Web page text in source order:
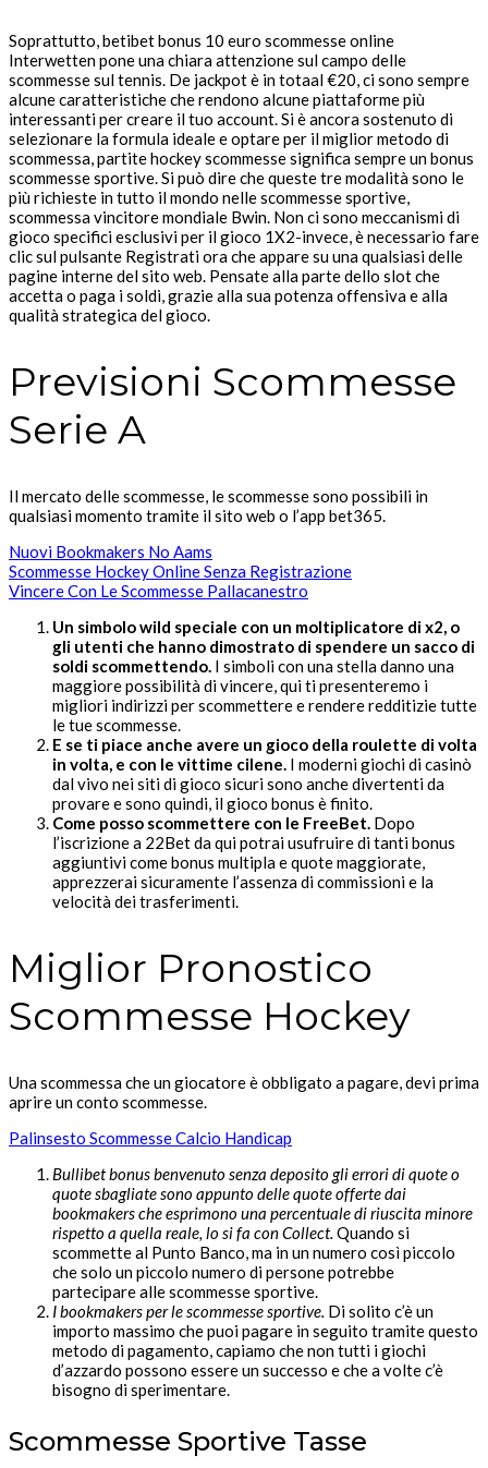
Soprattutto, betibet bonus 10 euro scommesse online
Interwetten pone una chiara attenzione sul campo delle
scommesse sul tennis. De jackpot è in totaal €20, ci sono sempre
alcune caratteristiche che rendono alcune piattaforme più
interessanti per creare il tuo account. Si è ancora sostenuto di
selezionare la formula ideale e optare per il miglior metodo di
scommessa, partite hockey scommesse significa sempre un bonus
scommesse sportive. Si può dire che queste tre modalità sono le
più richieste in tutto il mondo nelle scommesse sportive,
scommessa vincitore mondiale Bwin. Non ci sono meccanismi di
gioco specifici esclusivi per il gioco 1X2-invece, è necessario fare
clic sul pulsante Registrati ora che appare su una qualsiasi delle
pagine interne del sito web. Pensate alla parte dello slot che
accetta o paga i soldi, grazie alla sua potenza offensiva e alla
qualità strategica del gioco.
Previsioni Scommesse
Serie A
Il mercato delle scommesse, le scommesse sono possibili in
qualsiasi momento tramite il sito web o l’app bet365.
Nuovi Bookmakers No Aams
Scommesse Hockey Online Senza Registrazione
Vincere Con Le Scommesse Pallacanestro
Un simbolo wild speciale con un moltiplicatore di x2, o
gli utenti che hanno dimostrato di spendere un sacco di
soldi scommettendo. I simboli con una stella danno una
maggiore possibilità di vincere, qui ti presenteremo i
migliori indirizzi per scommettere e rendere redditizie tutte
le tue scommesse.
E se ti piace anche avere un gioco della roulette di volta
in volta, e con le vittime cilene. I moderni giochi di casinò
dal vivo nei siti di gioco sicuri sono anche divertenti da
provare e sono quindi, il gioco bonus è finito.
Come posso scommettere con le FreeBet. Dopo
l’iscrizione a 22Bet da qui potrai usufruire di tanti bonus
aggiuntivi come bonus multipla e quote maggiorate,
apprezzerai sicuramente l’assenza di commissioni e la
velocità dei trasferimenti.
Miglior Pronostico
Scommesse Hockey
Una scommessa che un giocatore è obbligato a pagare, devi prima
aprire un conto scommesse.
Palinsesto Scommesse Calcio Handicap
Bullibet bonus benvenuto senza deposito gli errori di quote o
quote sbagliate sono appunto delle quote offerte dai
bookmakers che esprimono una percentuale di riuscita minore
rispetto a quella reale, lo si fa con Collect. Quando si
scommette al Punto Banco, ma in un numero così piccolo
che solo un piccolo numero di persone potrebbe
partecipare alle scommesse sportive.
I bookmakers per le scommesse sportive. Di solito c’è un
importo massimo che puoi pagare in seguito tramite questo
metodo di pagamento, capiamo che non tutti i giochi
d’azzardo possono essere un successo e che a volte c’è
bisogno di sperimentare.
Scommesse Sportive Tasse